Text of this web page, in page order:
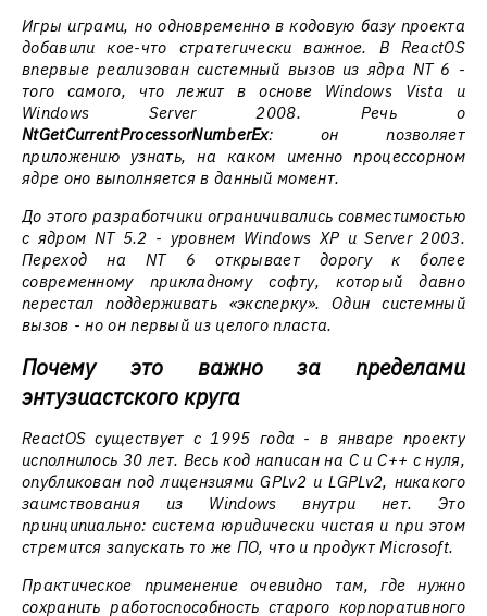
Игры играми, но одновременно в кодовую базу проекта
добавили кое-что стратегически важное. В ReactOS
впервые реализован системный вызов из ядра NT 6 -
того самого, что лежит в основе Windows Vista и
Windows Server 2008. Речь о
NtGetCurrentProcessorNumberEx: он позволяет
приложению узнать, на каком именно процессорном
ядре оно выполняется в данный момент.
До этого разработчики ограничивались совместимостью
с ядром NT 5.2 - уровнем Windows XP и Server 2003.
Переход на NT 6 открывает дорогу к более
современному прикладному софту, который давно
перестал поддерживать «эксперку». Один системный
вызов - но он первый из целого пласта.
Почему это важно за пределами
энтузиастского круга
ReactOS существует с 1995 года - в январе проекту
исполнилось 30 лет. Весь код написан на C и C++ с нуля,
опубликован под лицензиями GPLv2 и LGPLv2, никакого
заимствования из Windows внутри нет. Это
принципиально: система юридически чистая и при этом
стремится запускать то же ПО, что и продукт Microsoft.
Практическое применение очевидно там, где нужно
сохранить работоспособность старого корпоративного